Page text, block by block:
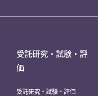
受託研究・試験・評
価
受託研究・試験・評価